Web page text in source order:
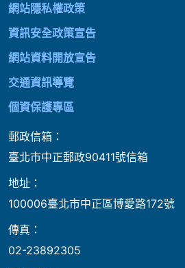
網站隱私權政策
資訊安全政策宣告
網站資料開放宣告
交通資訊導覽
個資保護專區
郵政信箱：
臺北市中正郵政90411號信箱
地址：
100006臺北市中正區博愛路172號
傳真：
02-23892305